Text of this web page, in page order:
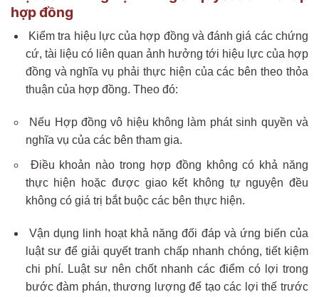
hợp đồng
Kiểm tra hiệu lực của hợp đồng và đánh giá các chứng
cứ, tài liệu có liên quan ảnh hưởng tới hiệu lực của hợp
đồng và nghĩa vụ phải thực hiện của các bên theo thỏa
thuận của hợp đồng. Theo đó:
Nếu Hợp đồng vô hiệu không làm phát sinh quyền và
nghĩa vụ của các bên tham gia.
Điều khoản nào trong hợp đồng không có khả năng
thực hiện hoặc được giao kết không tự nguyện đều
không có giá trị bắt buộc các bên thực hiện.
Vận dụng linh hoạt khả năng đối đáp và ứng biến của
luật sư để giải quyết tranh chấp nhanh chóng, tiết kiệm
chi phí. Luật sư nên chốt nhanh các điểm có lợi trong
bước đàm phán, thương lượng để tạo các lợi thế trước